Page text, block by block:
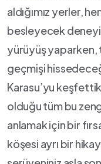
aldığımız yerler,⁣
besleyecek
yürüyüş
geçmişi‌
Karasu’yu
olduğu ⁤tüm bu
anlamak ‍için bir
köşesi ayrı bir‍